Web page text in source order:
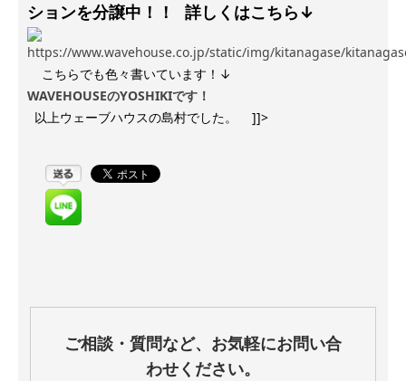
ションを分譲中！！
詳しくはこちら↓
こちらでも色々書いています！↓
WAVEHOUSEのYOSHIKIです！
以上ウェーブハウスの島村でした。 ]]>
ご相談・質問など、お気軽にお問い合
わせください。